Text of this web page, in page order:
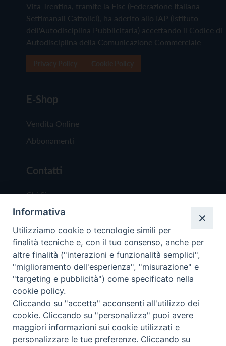
Vita Trentina, tramite la Fisc (Federazione Italiana
Settimanali Cattolici), ha aderito allo IAP (Istituto
dell'Autodisciplina Pubblicitaria) accettando il Codice di
Autodisciplina della Comunicazione Commerciale
E-Shop
Vendita Online
Abbonamenti
Contatti
Chi Siamo
Redazione
Scrivici
Copyright © 2019 - Tutti i diritti riservati - Vita
Trentina Editrice
Privacy Policy
Informativa
Utilizziamo cookie o tecnologie simili per
finalità tecniche e, con il tuo consenso, anche per
altre finalità ("interazioni e funzionalità semplici",
"miglioramento dell'esperienza", "misurazione" e
"targeting e pubblicità") come specificato nella
cookie policy.
Cliccando su "accetta" acconsenti all'utilizzo dei
cookie. Cliccando su "personalizza" puoi avere
maggiori informazioni sui cookie utilizzati e
personalizzare le tue preferenze. Cliccando su